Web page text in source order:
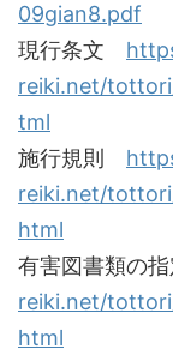
09gian8.pdf
現行条文
reiki.net/
tml
施行規則
reiki.net/
html
有害図書類の
reiki.net/
html